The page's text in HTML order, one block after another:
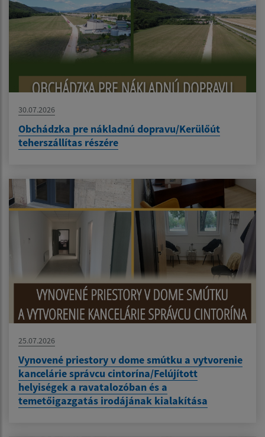
30.07.2026
Obchádzka pre nákladnú dopravu/Kerülőút
teherszállítas részére
25.07.2026
Vynovené priestory v dome smútku a vytvorenie
kancelárie správcu cintorína/Felújított
helyiségek a ravatalozóban és a
temetőigazgatás irodájának kialakítása